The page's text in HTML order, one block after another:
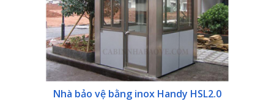
Nhà bảo vệ bằng inox Handy HSL2.0